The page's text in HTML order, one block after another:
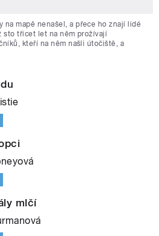
na mapě nenašel, a přece ho znají lidé
sto třicet let na něm prožívají
kteří na něm našli útočiště, a
mlčí